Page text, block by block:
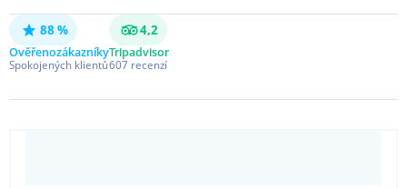
88 %
Ověřenozákazníky
Spokojených klientů
4,2
Tripadvisor
607 recenzí